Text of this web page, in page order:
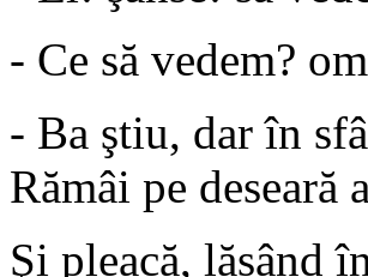
- Ce să vedem?
- Ba ştiu, dar în
Rămâi pe
Şi pleacă, lăsând